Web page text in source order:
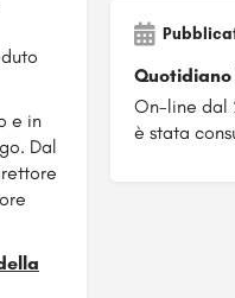
e in
Dal
Quotidiano
On-line dal
è stata